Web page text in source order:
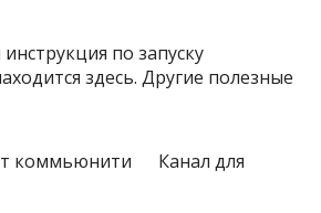
по запуску
здесь. Другие полезные
Канал для